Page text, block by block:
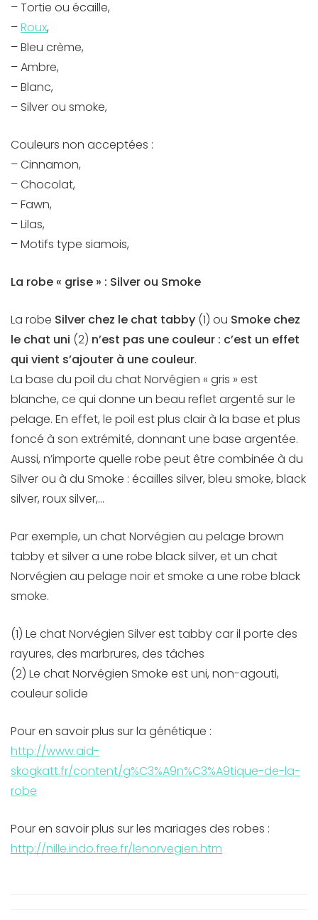
– Tortie ou écaille,
–Roux,
– Bleu crème,
– Ambre,
– Blanc,
– Silver ou smoke,
Couleurs non acceptées :
– Cinnamon,
– Chocolat,
– Fawn,
– Lilas,
– Motifs type siamois,
La robe « grise » : Silver ou Smoke
La robe Silver chez le chat tabby (1) ou Smoke chez
le chat uni (2) n’est pas une couleur : c’est un effet
qui vient s’ajouter à une couleur.
La base du poil du chat Norvégien « gris » est
blanche, ce qui donne un beau reflet argenté sur le
pelage. En effet, le poil est plus clair à la base et plus
foncé à son extrémité, donnant une base argentée.
Aussi, n’importe quelle robe peut être combinée à du
Silver ou à du Smoke : écailles silver, bleu smoke, black
silver, roux silver,…
Par exemple, un chat Norvégien au pelage brown
tabby et silver a une robe black silver, et un chat
Norvégien au pelage noir et smoke a une robe black
smoke.
(1) Le chat Norvégien Silver est tabby car il porte des
rayures, des marbrures, des tâches
(2) Le chat Norvégien Smoke est uni, non-agouti,
couleur solide
Pour en savoir plus sur la génétique :
http://www.aid-
skogkatt.fr/content/g%C3%A9n%C3%A9tique-de-la-
robe
Pour en savoir plus sur les mariages des robes :
http://nille.indo.free.fr/lenorvegien.htm